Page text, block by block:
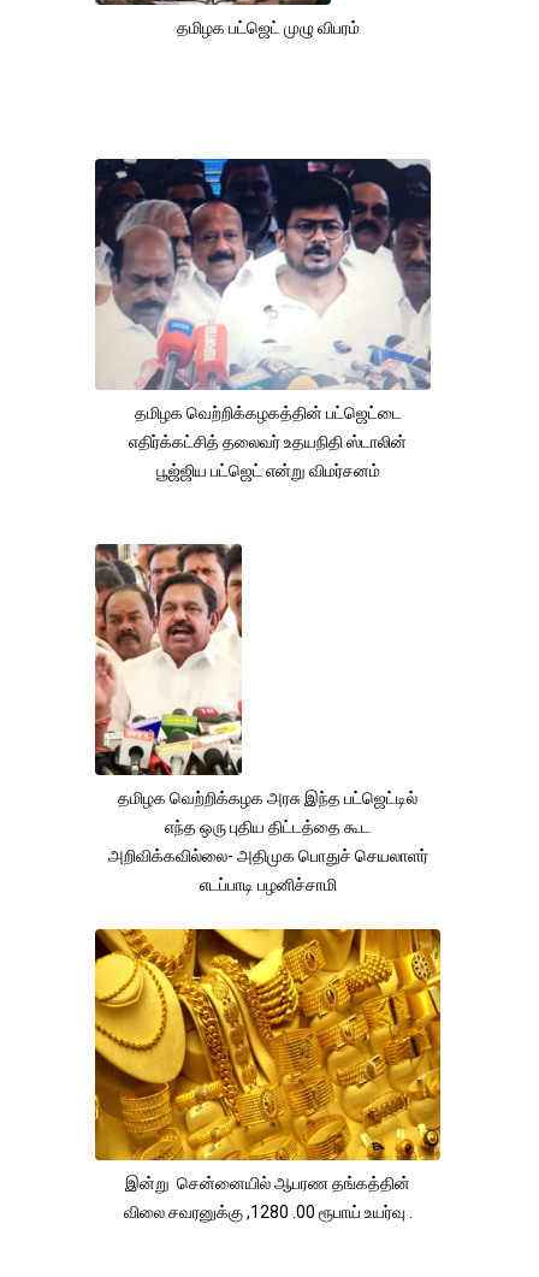
தமிழக பட்ஜெட் முழு விபரம்
தமிழக வெற்றிக்கழகத்தின் பட்ஜெட்டை
எதிர்க்கட்சித் தலைவர் உதயநிதி ஸ்டாலின்
பூஜ்ஜிய பட்ஜெட் என்று விமர்சனம்
தமிழக வெற்றிக்கழக அரசு இந்த பட்ஜெட்டில்
எந்த ஒரு புதிய திட்டத்தை கூட
அறிவிக்கவில்லை- அதிமுக பொதுச் செயலாளர்
எடப்பாடி பழனிச்சாமி
இன்று சென்னையில் ஆபரண தங்கத்தின்
விலை சவரனுக்கு ,1280 .00 ரூபாய் உயர்வு .